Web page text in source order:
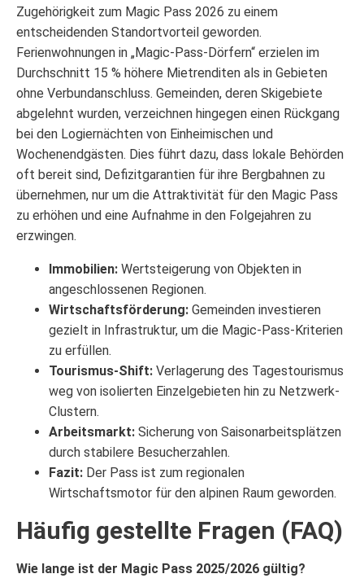
Zugehörigkeit zum Magic Pass 2026 zu einem
entscheidenden Standortvorteil geworden.
Ferienwohnungen in „Magic-Pass-Dörfern“ erzielen im
Durchschnitt 15 % höhere Mietrenditen als in Gebieten
ohne Verbundanschluss. Gemeinden, deren Skigebiete
abgelehnt wurden, verzeichnen hingegen einen Rückgang
bei den Logiernächten von Einheimischen und
Wochenendgästen. Dies führt dazu, dass lokale Behörden
oft bereit sind, Defizitgarantien für ihre Bergbahnen zu
übernehmen, nur um die Attraktivität für den Magic Pass
zu erhöhen und eine Aufnahme in den Folgejahren zu
erzwingen.
Immobilien: Wertsteigerung von Objekten in
angeschlossenen Regionen.
Wirtschaftsförderung: Gemeinden investieren
gezielt in Infrastruktur, um die Magic-Pass-Kriterien
zu erfüllen.
Tourismus-Shift: Verlagerung des Tagestourismus
weg von isolierten Einzelgebieten hin zu Netzwerk-
Clustern.
Arbeitsmarkt: Sicherung von Saisonarbeitsplätzen
durch stabilere Besucherzahlen.
Fazit: Der Pass ist zum regionalen
Wirtschaftsmotor für den alpinen Raum geworden.
Häufig gestellte Fragen (FAQ)
Wie lange ist der Magic Pass 2025/2026 gültig?